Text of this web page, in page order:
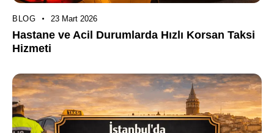
BLOG 23 Mart 2026
Hastane ve Acil Durumlarda Hızlı Korsan Taksi
Hizmeti